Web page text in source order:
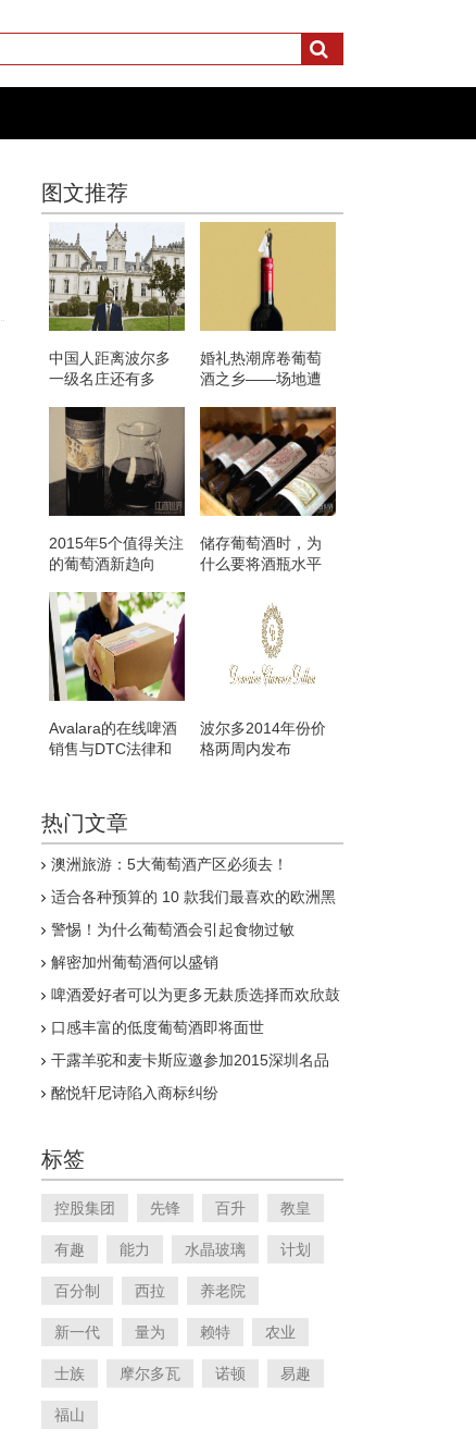
图文推荐
中国人距离波尔多
一级名庄还有多
婚礼热潮席卷葡萄
酒之乡——场地遭
2015年5个值得关注
的葡萄酒新趋向
储存葡萄酒时，为
什么要将酒瓶水平
Avalara的在线啤酒
销售与DTC法律和
波尔多2014年份价
格两周内发布
热门文章
澳洲旅游：5大葡萄酒产区必须去！
适合各种预算的 10 款我们最喜欢的欧洲黑
警惕！为什么葡萄酒会引起食物过敏
解密加州葡萄酒何以盛销
啤酒爱好者可以为更多无麸质选择而欢欣鼓
口感丰富的低度葡萄酒即将面世
干露羊驼和麦卡斯应邀参加2015深圳名品
酩悦轩尼诗陷入商标纠纷
标签
控股集团 先锋 百升 教皇
有趣 能力 水晶玻璃 计划
百分制 西拉 养老院
新一代 量为 赖特 农业
士族 摩尔多瓦 诺顿 易趣
福山